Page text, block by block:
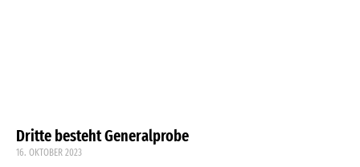
Dritte besteht Generalprobe
16. OKTOBER 2023